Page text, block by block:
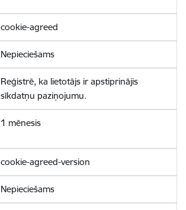
cookie-agreed
Nepieciešams
Reģistrē, ka lietotājs ir apstiprinājis
sīkdatņu paziņojumu.
1 mēnesis
cookie-agreed-version
Nepieciešams